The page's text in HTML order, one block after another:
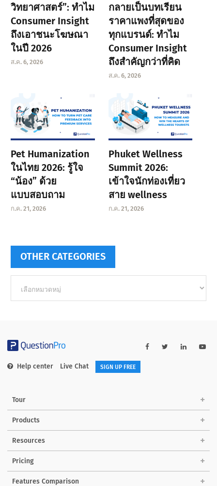
วิทยาศาสตร์”: ทำไม
Consumer Insight
ถึงเอาชนะโฆษณา
ในปี 2026
ส.ค. 6, 2026
กลายเป็นบทเรียน
ราคาแพงที่สุดของ
ทุกแบรนด์: ทำไม
Consumer Insight
ถึงสำคัญกว่าที่คิด
ส.ค. 6, 2026
Pet Humanization
ในไทย 2026: รู้ใจ
“น้อง” ด้วย
แบบสอบถาม
ก.ค. 21, 2026
Phuket Wellness
Summit 2026:
เข้าใจนักท่องเที่ยว
สาย wellness
ก.ค. 21, 2026
OTHER CATEGORIES
categories
Help center Live Chat SIGN UP FREE
Tour
Products
Resources
Pricing
Features Comparison